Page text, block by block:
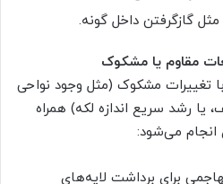
گازگرفتن داخل گونه.
مقاوم یا مشکوک
با تغییرات مشکوک (مثل وجود نواحی
یا رشد سریع اندازه لکه) همراه
انجام می‌شود:
برای برداشت لایه‌های